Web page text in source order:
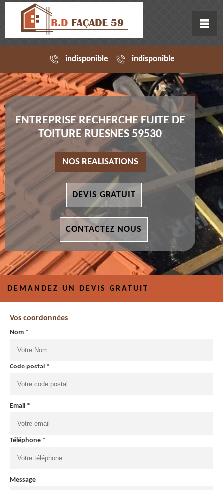
indisponible indisponible
ENTREPRISE RECHERCHE FUITE DE
TOITURE RUESNES 59530
NOS REALISATIONS
DEVIS GRATUIT
CONTACTEZ NOUS
DEMANDEZ UN DEVIS GRATUIT
Vos coordonnées
Nom *
Code postal *
Email *
Téléphone *
Message